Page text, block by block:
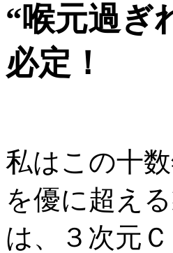
“喉元過ぎ
必定！
私はこの十
を優に超え
は、３次元